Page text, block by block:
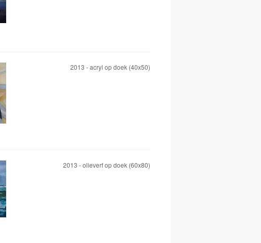
2013 - acryl op doek (40x50)
2013 - olieverf op doek (60x80)